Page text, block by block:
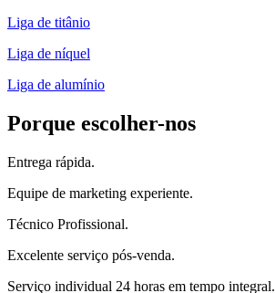
Liga de titânio
Liga de níquel
Liga de alumínio
Porque escolher-nos
Entrega rápida.
Equipe de marketing experiente.
Técnico Profissional.
Excelente serviço pós-venda.
Serviço individual 24 horas em tempo integral.